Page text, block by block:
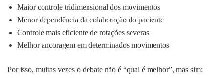
Maior controle tridimensional dos movimentos
Menor dependência da colaboração do paciente
Controle mais eficiente de rotações severas
Melhor ancoragem em determinados movimentos
Por isso, muitas vezes o debate não é “qual é melhor”, mas sim: